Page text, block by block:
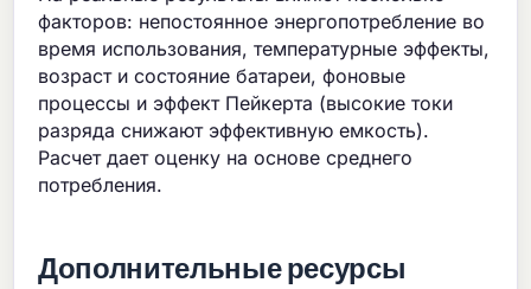
факторов: непостоянное энергопотребление во
время использования, температурные эффекты,
возраст и состояние батареи, фоновые
процессы и эффект Пейкерта (высокие токи
разряда снижают эффективную емкость).
Расчет дает оценку на основе среднего
потребления.
Дополнительные ресурсы